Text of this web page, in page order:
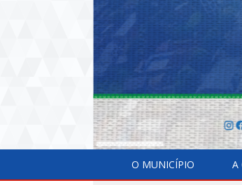
O MUNICÍPIO A